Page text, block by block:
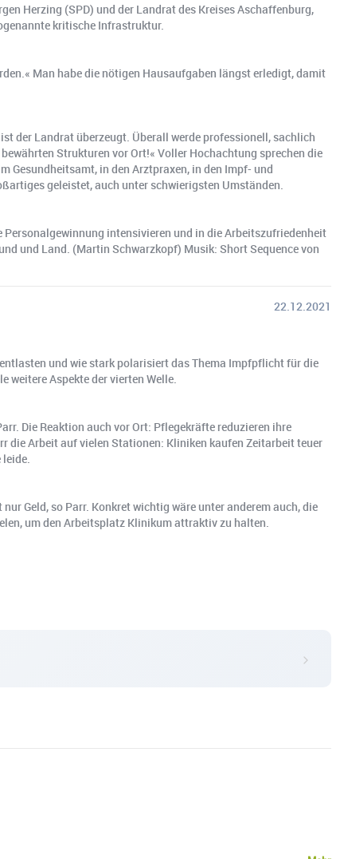
Herzing (SPD) und der Landrat des Kreises Aschaffenburg,
kritische Infrastruktur.
Man habe die nötigen Hausaufgaben längst erledigt, damit
der Landrat überzeugt. Überall werde professionell, sachlich
Strukturen vor Ort!« Voller Hochachtung sprechen die
Gesundheitsamt, in den Arztpraxen, in den Impf- und
geleistet, auch unter schwierigsten Umständen.
intensivieren und in die Arbeitszufriedenheit
und Land. (Martin Schwarzkopf) Musik: Short Sequence von
22.12.2021
und wie stark polarisiert das Thema Impfpflicht für die
weitere Aspekte der vierten Welle.
Die Reaktion auch vor Ort: Pflegekräfte reduzieren ihre
die Arbeit auf vielen Stationen: Kliniken kaufen Zeitarbeit teuer
leide.
Geld, so Parr. Konkret wichtig wäre unter anderem auch, die
um den Arbeitsplatz Klinikum attraktiv zu halten.